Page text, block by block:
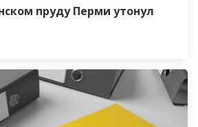
пруду Перми утонул